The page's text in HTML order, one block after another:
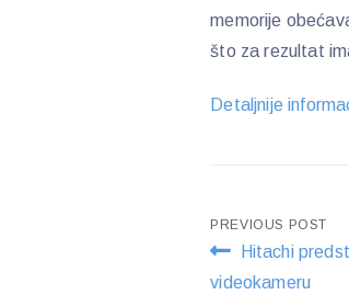
memorije
što za rezultat
Detaljnije
Post
navigation
PREVIOUS POST
Hitachi
videokameru